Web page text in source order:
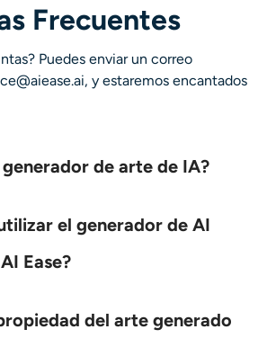
Frecuentes
Puedes enviar un correo
y estaremos encantados
generador de arte de IA?
el generador de AI
Ease?
del arte generado